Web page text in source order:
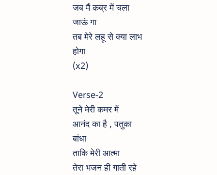
जब मैं कब्र में चला
जाऊं गा
तब मेरे लहू से क्या लाभ
होगा
(x2)
Verse-2
तूने मेरी कमर में
आनंद का है , पतुका
बांधा
ताकि मेरी आत्मा
तेरा भजन ही गाती रहे